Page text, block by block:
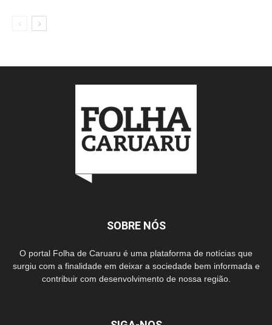
SOBRE NÓS
O portal Folha de Caruaru é uma plataforma de notícias que
surgiu com a finalidade em deixar a sociedade bem informada e
contribuir com desenvolvimento de nossa região.